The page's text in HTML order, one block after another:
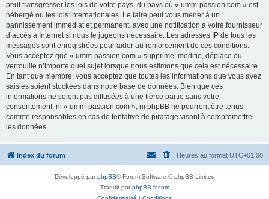
peut transgresser les lois de votre pays, du pays où « umm-passion.com » est
hébergé ou les lois internationales. Le faire peut vous mener à un
bannissement immédiat et permanent, avec une notification à votre fournisseur
d’accès à Internet si nous le jugeons nécessaire. Les adresses IP de tous les
messages sont enregistrées pour aider au renforcement de ces conditions.
Vous acceptez que « umm-passion.com » supprime, modifie, déplace ou
verrouille n’importe quel sujet lorsque nous estimons que cela est nécessaire.
En tant que membre, vous acceptez que toutes les informations que vous avez
saisies soient stockées dans notre base de données. Bien que ces
informations ne soient pas diffusées à une tierce partie sans votre
consentement, ni « umm-passion.com », ni phpBB ne pourront être tenus
comme responsables en cas de tentative de piratage visant à compromettre
les données.
Index du forum Heures au format UTC+01:00
Développé parphpBB® Forum Software © phpBB Limited
Traduit parphpBB-fr.com